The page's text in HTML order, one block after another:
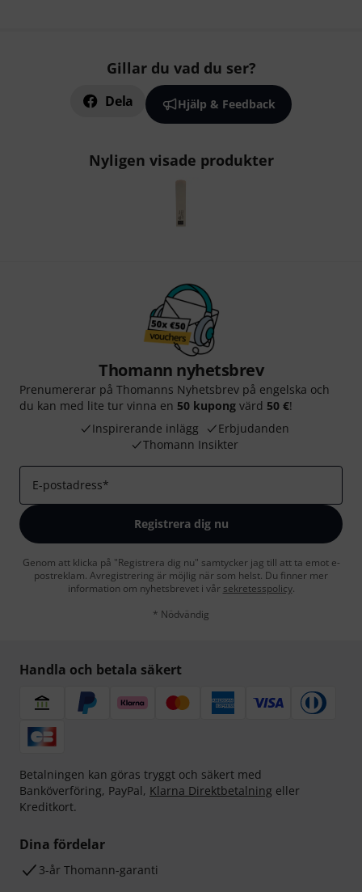
Gillar du vad du ser?
Dela Hjälp & Feedback
Nyligen visade produkter
Thomann nyhetsbrev
Prenumererar på Thomanns Nyhetsbrev på engelska och
du kan med lite tur vinna en 50 kupong värd 50 €!
Inspirerande inlägg
Erbjudanden
Thomann Insikter
E-postadress*
Registrera dig nu
Genom att klicka på "Registrera dig nu" samtycker jag till att ta emot e-
postreklam. Avregistrering är möjlig när som helst. Du finner mer
information om nyhetsbrevet i vår sekretesspolicy.
* Nödvändig
Handla och betala säkert
Betalningen kan göras tryggt och säkert med
Banköverföring, PayPal, Klarna Direktbetalning eller
Kreditkort.
Dina fördelar
3-år Thomann-garanti